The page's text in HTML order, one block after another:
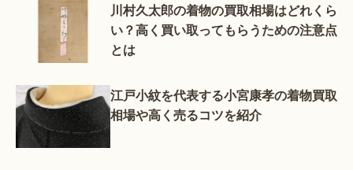
川村久太郎の着物の買取相場はどれくら
い？高く買い取ってもらうための注意点
とは
江戸小紋を代表する小宮康孝の着物買取
相場や高く売るコツを紹介